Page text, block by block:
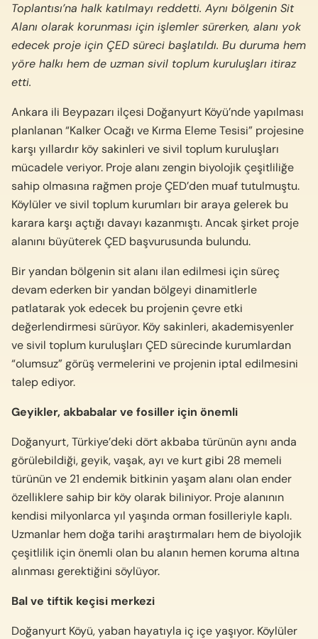
Toplantısı’na halk katılmayı reddetti. Aynı bölgenin Sit
Alanı olarak korunması için işlemler sürerken, alanı yok
edecek proje için ÇED süreci başlatıldı. Bu duruma hem
yöre halkı hem de uzman sivil toplum kuruluşları itiraz
etti.
Ankara ili Beypazarı ilçesi Doğanyurt Köyü’nde yapılması
planlanan “Kalker Ocağı ve Kırma Eleme Tesisi” projesine
karşı yıllardır köy sakinleri ve sivil toplum kuruluşları
mücadele veriyor. Proje alanı zengin biyolojik çeşitliliğe
sahip olmasına rağmen proje ÇED’den muaf tutulmuştu.
Köylüler ve sivil toplum kurumları bir araya gelerek bu
karara karşı açtığı davayı kazanmıştı. Ancak şirket proje
alanını büyüterek ÇED başvurusunda bulundu.
Bir yandan bölgenin sit alanı ilan edilmesi için süreç
devam ederken bir yandan bölgeyi dinamitlerle
patlatarak yok edecek bu projenin çevre etki
değerlendirmesi sürüyor. Köy sakinleri, akademisyenler
ve sivil toplum kuruluşları ÇED sürecinde kurumlardan
“olumsuz” görüş vermelerini ve projenin iptal edilmesini
talep ediyor.
Geyikler, akbabalar ve fosiller için önemli
Doğanyurt, Türkiye’deki dört akbaba türünün aynı anda
görülebildiği, geyik, vaşak, ayı ve kurt gibi 28 memeli
türünün ve 21 endemik bitkinin yaşam alanı olan ender
özelliklere sahip bir köy olarak biliniyor. Proje alanının
kendisi milyonlarca yıl yaşında orman fosilleriyle kaplı.
Uzmanlar hem doğa tarihi araştırmaları hem de biyolojik
çeşitlilik için önemli olan bu alanın hemen koruma altına
alınması gerektiğini söylüyor.
Bal ve tiftik keçisi merkezi
Doğanyurt Köyü, yaban hayatıyla iç içe yaşıyor. Köylüler